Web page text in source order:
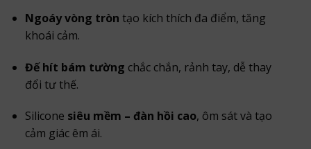
Ngoáy vòng tròn tạo kích thích đa điểm, tăng
khoái cảm.
Đế hít bám tường chắc chắn, rảnh tay, dễ thay
đổi tư thế.
Silicone siêu mềm – đàn hồi cao, ôm sát và tạo
cảm giác êm ái.